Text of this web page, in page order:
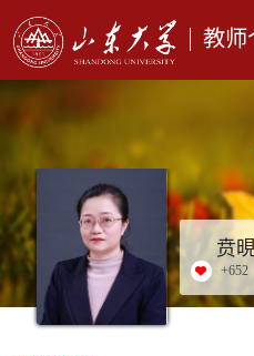
教师
贲
+652